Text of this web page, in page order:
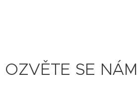
OZVĚTE SE NÁM